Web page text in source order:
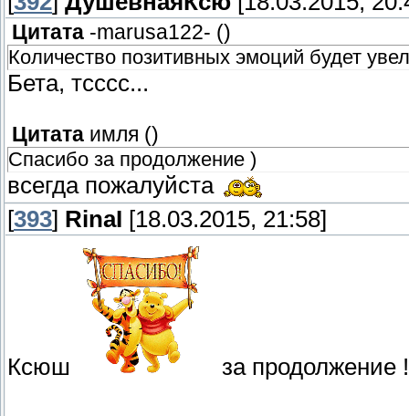
Цитата -marusa122- ()
Количество позитивных эмоций будет
Бета, тсссс...
Цитата имля ()
Спасибо за продолжение )
всегда пожалуйста
[393] RinaI [18.03.2015, 21:58]
Ксюш за продолжение